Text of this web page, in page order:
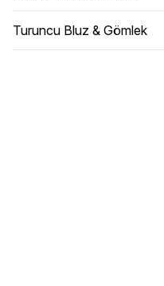
Turuncu Bluz & Gömlek